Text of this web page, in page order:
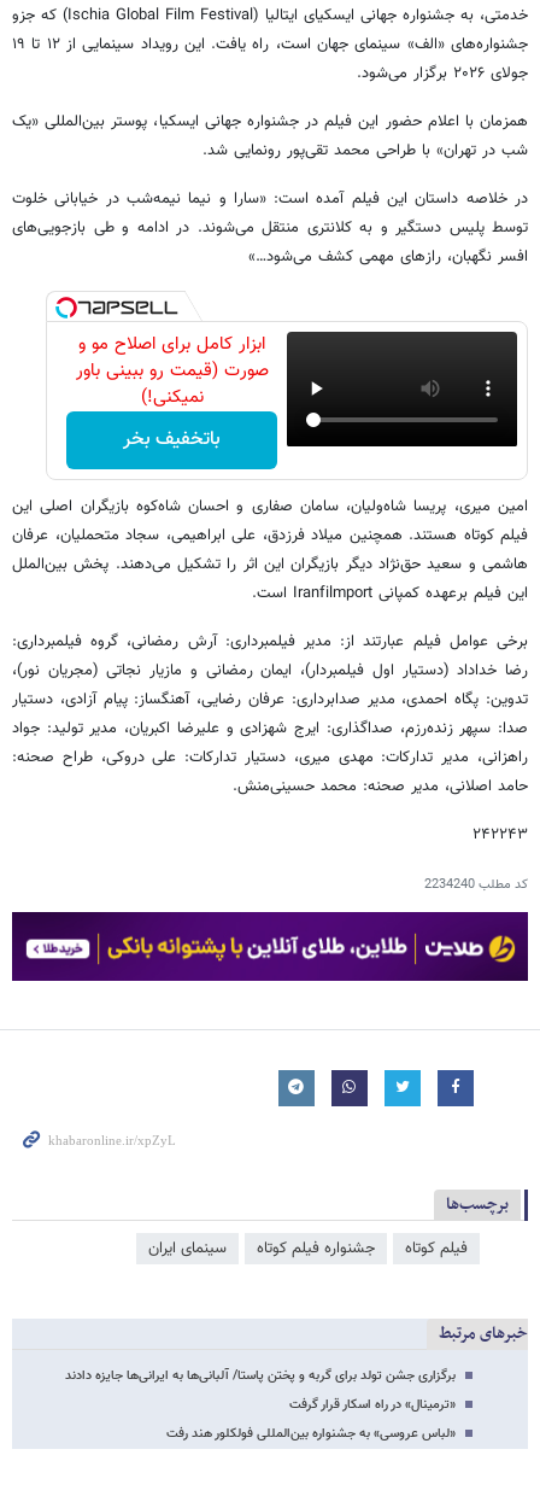
خدمتی، به جشنواره جهانی ایسکیای ایتالیا (Ischia Global Film Festival) که جزو
جشنواره‌های «الف» سینمای جهان است، راه یافت. این رویداد سینمایی از ۱۲ تا ۱۹
جولای ۲۰۲۶ برگزار می‌شود.
همزمان با اعلام حضور این فیلم در جشنواره جهانی ایسکیا، پوستر بین‌المللی «یک
شب در تهران» با طراحی محمد تقی‌پور رونمایی شد.
در خلاصه داستان این فیلم آمده است: «سارا و نیما نیمه‌شب در خیابانی خلوت
توسط پلیس دستگیر و به کلانتری منتقل می‌شوند. در ادامه و طی بازجویی‌های
افسر نگهبان، رازهای مهمی کشف می‌شود…»
ابزار کامل برای اصلاح مو و
صورت (قیمت رو ببینی باور
نمیکنی!)
باتخفیف بخر
امین میری، پریسا شاه‌ولیان، سامان صفاری و احسان شاه‌کوه بازیگران اصلی این
فیلم کوتاه هستند. همچنین میلاد فرزدق، علی ابراهیمی، سجاد متحملیان، عرفان
هاشمی و سعید حق‌نژاد دیگر بازیگران این اثر را تشکیل می‌دهند. پخش بین‌الملل
این فیلم برعهده کمپانی Iranfilmport است.
برخی عوامل فیلم عبارتند از: مدیر فیلمبرداری: آرش رمضانی، گروه فیلمبرداری:
رضا خداداد (دستیار اول فیلمبردار)، ایمان رمضانی و مازیار نجاتی (مجریان نور)،
تدوین: پگاه احمدی، مدیر صدابرداری: عرفان رضایی، آهنگساز: پیام آزادی، دستیار
صدا: سپهر زنده‌رزم، صداگذاری: ایرج شهزادی و علیرضا اکبریان، مدیر تولید: جواد
راهزانی، مدیر تدارکات: مهدی میری، دستیار تدارکات: علی دروکی، طراح صحنه:
حامد اصلانی، مدیر صحنه: محمد حسینی‌منش.
۲۴۲۲۴۳
کد مطلب2234240
برچسب‌ها
فیلم کوتاه جشنواره فیلم کوتاه سینمای ایران
خبرهای مرتبط
برگزاری جشن تولد برای گربه و پختن پاستا/ آلبانی‌ها به ایرانی‌ها جایزه دادند
«ترمینال» در راه اسکار قرار گرفت
«لباس عروسی» به جشنواره بین‌المللی فولکلور هند رفت